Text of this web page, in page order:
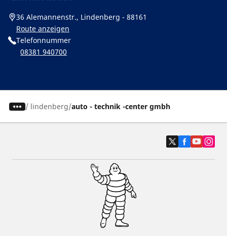
36 Alemannenstr., Lindenberg - 88161
Route anzeigen
Telefonnummer
08381 940700
/ lindenberg auto - technik -center gmbh